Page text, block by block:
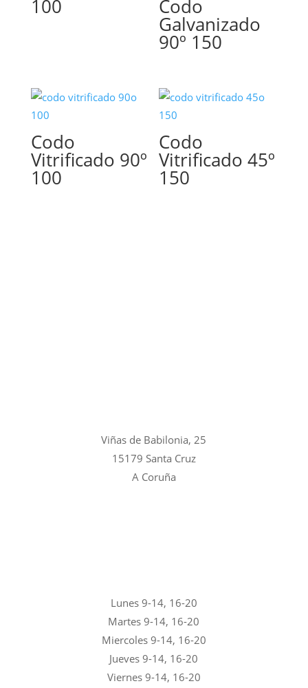
100 Codo
Galvanizado
90º 150
Codo
Vitrificado 90º
100
Codo
Vitrificado 45º
150
Viñas de Babilonia, 25
15179 Santa Cruz
A Coruña
Lunes 9-14, 16-20
Martes 9-14, 16-20
Miercoles 9-14, 16-20
Jueves 9-14, 16-20
Viernes 9-14, 16-20